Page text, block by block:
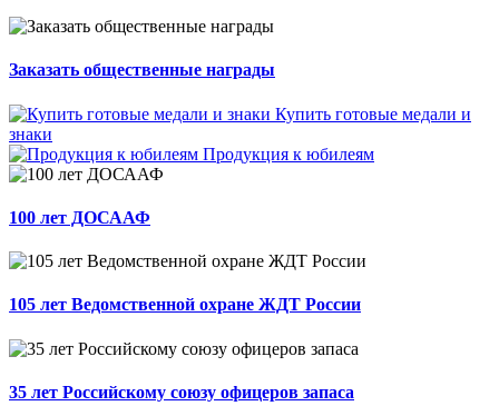
Заказать общественные награды
Купить готовые медали и
знаки
Продукция к юбилеям
100 лет ДОСААФ
105 лет Ведомственной охране ЖДТ России
35 лет Российскому союзу офицеров запаса